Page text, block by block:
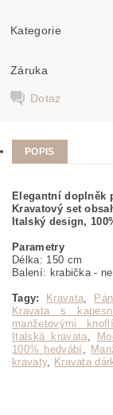
Kategorie
Záruka
Dotaz
POPIS
Elegantní doplněk
Kravatový set
Italský design,
Parametry
Délka: 150 cm
Balení: krabička -
Tagy: Kravata,
Kravata s
manžetovými
Italská kravata,
100% hedvábí,
kravaty, Kravata